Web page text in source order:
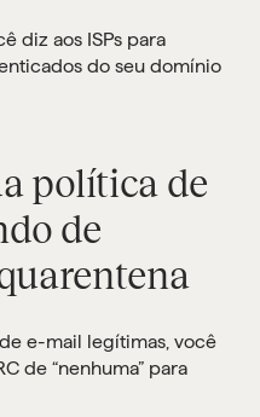
diz aos ISPs para
do seu domínio
política de
de
e-mail legítimas, você
de “nenhuma” para